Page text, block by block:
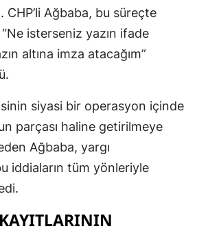
CHP’li Ağbaba, bu süreçte
isterseniz yazın ifade
altına imza atacağım”
siyasi bir operasyon içinde
parçası haline getirilmeye
eden Ağbaba, yargı
iddiaların tüm yönleriyle